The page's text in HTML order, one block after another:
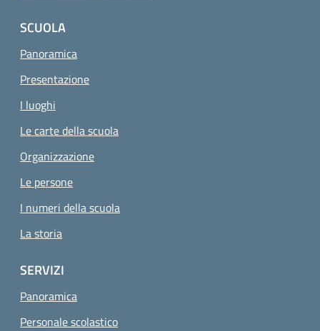
SCUOLA
Panoramica
Presentazione
I luoghi
Le carte della scuola
Organizzazione
Le persone
I numeri della scuola
La storia
SERVIZI
Panoramica
Personale scolastico